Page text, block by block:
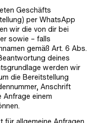
Geschäfts
per WhatsApp
wir die von dir bei
sowie – falls
gemäß Art. 6 Abs.
deines
werden wir
die Bereitstellung
Anschrift
Anfrage einem